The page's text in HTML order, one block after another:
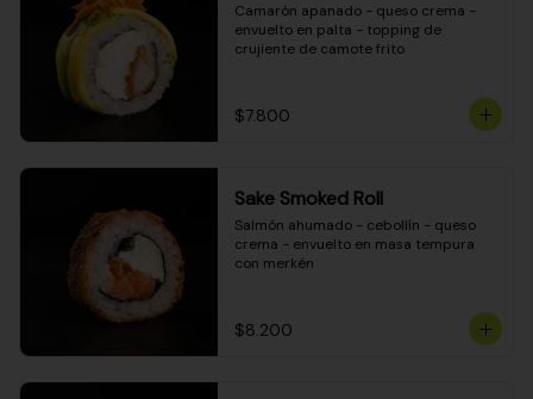
Camarón apanado - queso crema -
envuelto en palta - topping de
crujiente de camote frito
$7.800
Sake Smoked Roll
Salmón ahumado - cebollín - queso
crema - envuelto en masa tempura
con merkén
$8.200